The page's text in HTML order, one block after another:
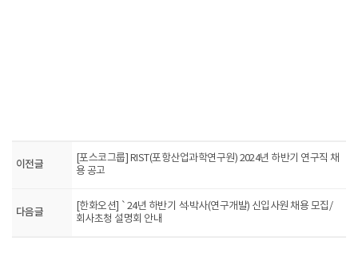
이전글
[포스코그룹] RIST(포항산업과학연구원) 2024년 하반기 연구직 채
용 공고
다음글
[한화오션] `24년 하반기 석·박사(연구개발) 신입사원 채용 모집/
회사초청 설명회 안내